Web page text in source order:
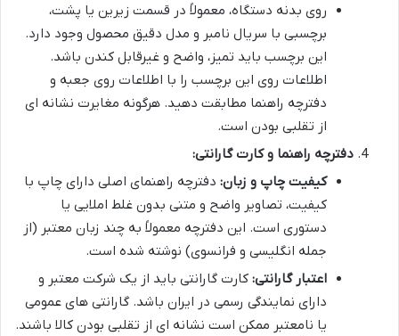
روی بدنه دستگاه، معمولاً در قسمت زیرین یا پشت،
برچسبی با سریال نامبر و مدل دقیق محصول وجود دارد.
این برچسب باید تمیز، واضح و غیرقابل کندن باشد.
اطلاعات روی این برچسب را با اطلاعات روی جعبه و
دفترچه راهنما مطابقت دهید. هرگونه مغایرت نشانه ای
از تقلبی بودن است.
دفترچه راهنما و کارت گارانتی:
کیفیت چاپ و زبان: دفترچه راهنمای اصلی دارای چاپ با
کیفیت، تصاویر واضح و متنی بدون غلط املایی یا
دستوری است. این دفترچه معمولاً به چند زبان معتبر (از
جمله انگلیسی و فرانسوی) نوشته شده است.
اعتبار گارانتی: کارت گارانتی باید از یک شرکت معتبر و
دارای نمایندگی رسمی در ایران باشد. گارانتی های عمومی
یا نامعتبر ممکن است نشانه ای از تقلبی بودن کالا باشند.